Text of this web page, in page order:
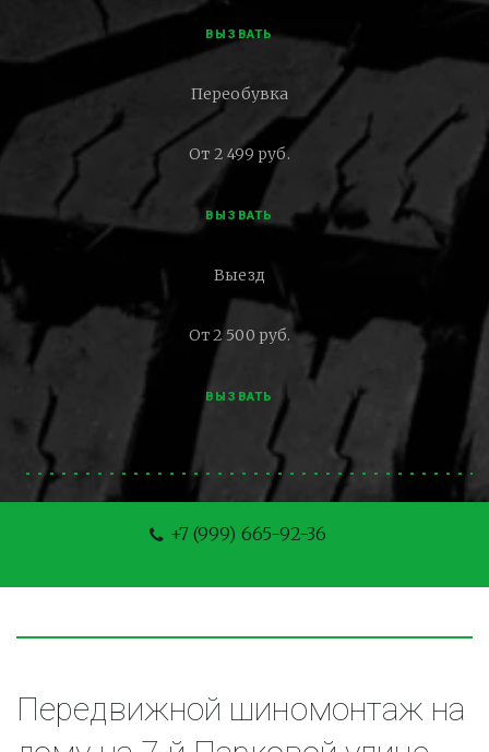
ВЫЗВАТЬ
Переобувка
От 2 499 руб.
ВЫЗВАТЬ
Выезд
От 2 500 руб.
ВЫЗВАТЬ
+7 (999) 665-92-36
Передвижной шиномонтаж на